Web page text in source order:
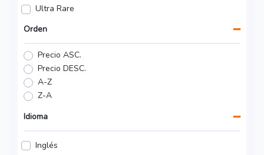
Ultra Rare
Orden
Precio ASC.
Precio DESC.
A-Z
Z-A
Idioma
Inglés